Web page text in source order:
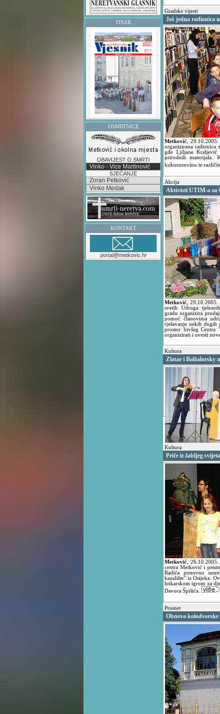
TISAK
OSMRTNICE
OBAVIJEST O SMRTI
Vinko - Vice Martinović
SJEĆANJE
Zoran Petković
Vinko Medak
KONTAKT
portal@metkovic.hr
Gradske vijesti
Još jedna radionica
Metković ,
organizirana radionica
gđe Ljiljane Kraljević
prirodnih materijala.
kukuruzovinu te
Akcija
Aktivisti UTIM-a za
Metković ,29.10.2005.
svetih Udruga
gradu organizira
pomoć članovima
rješavanje nekih dugih
prostor bivšeg Centra
organizirati i uvesti
Kultura
Zlatar i Balžalorsky
Kultura
Priče iz žabljeg svijeta
Metković
centra Metković i
Radića ponovno
kazalište" iz Osijeka.
lutkarskom igrom za
Davora Špišića.
Promet
Obnova kolodvorske